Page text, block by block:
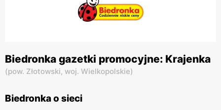
Biedronka gazetki promocyjne: Krajenka
(pow. Złotowski, woj. Wielkopolskie)
Biedronka o sieci